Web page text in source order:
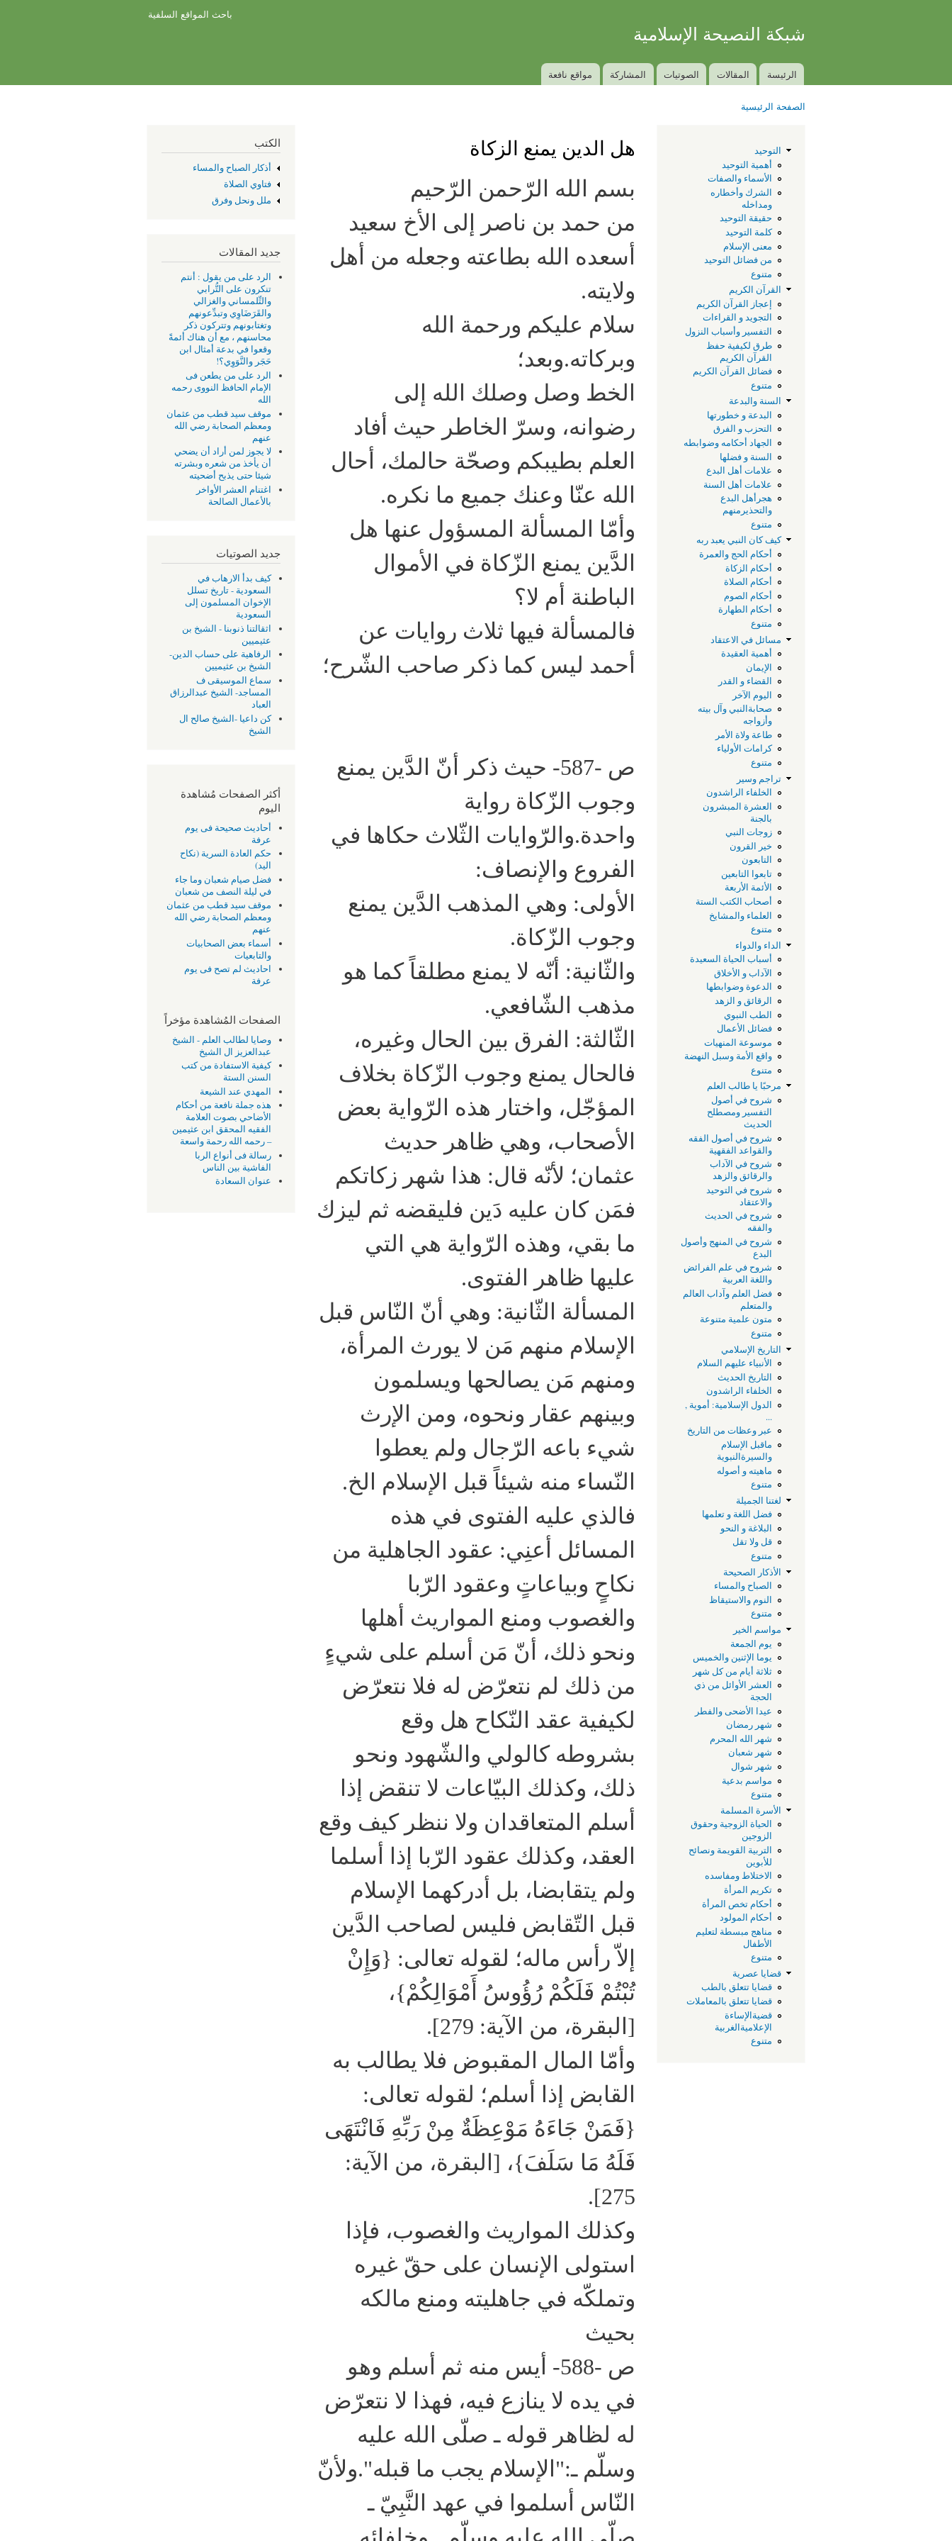
شبكة النصيحة الإسلامية
Main menu
الرئيسة المقالات الصوتيات المشاركة مواقع نافعة
باحث المواقع السلفية
الصفحة الرئيسية
التوحيد
أهمية التوحيد
الأسماء والصفات
الشرك وأخطاره
ومداخله
حقيقة التوحيد
كلمة التوحيد
معنى الإسلام
من فضائل التوحيد
متنوع
القرآن الكريم
إعجاز القرآن الكريم
التجويد و القراءات
التفسير وأسباب النزول
طرق لكيفية حفظ
القرآن الكريم
فضائل القرآن الكريم
متنوع
السنة والبدعة
البدعة و خطورتها
التحزب و الفرق
الجهاد أحكامه وضوابطه
السنة و فضلها
علامات أهل البدع
علامات أهل السنة
هجرأهل البدع
والتحذيرمنهم
متنوع
كيف كان النبي يعبد ربه
أحكام الحج والعمرة
أحكام الزكاة
أحكام الصلاة
أحكام الصوم
أحكام الطهارة
متنوع
مسائل في الاعتقاد
أهمية العقيدة
الإيمان
القضاء و القدر
اليوم الآخر
صحابةالنبي وآل بيته
وأزواجه
طاعة ولاة الأمر
كرامات الأولياء
متنوع
تراجم وسير
الخلفاء الراشدون
العشرة المبشرون
بالجنة
زوجات النبي
خير القرون
التابعون
تابعوا التابعين
الأئمة الأربعة
أصحاب الكتب الستة
العلماء والمشايخ
متنوع
الداء والدواء
أسباب الحياة السعيدة
الآداب و الأخلاق
الدعوة وضوابطها
الرقائق و الزهد
الطب النبوي
فضائل الأعمال
موسوعة المنهيات
واقع الأمة وسبل النهضة
متنوع
مرحبًا يا طالب العلم
شروح في أصول
التفسير ومصطلح
الحديث
شروح في أصول الفقه
والقواعد الفقهية
شروح في الآداب
والرقائق والزهد
شروح في التوحيد
والاعتقاد
شروح في الحديث
والفقه
شروح في المنهج وأصول
البدع
شروح في علم الفرائض
واللغة العربية
فضل العلم وآداب العالم
والمتعلم
متون علمية متنوعة
متنوع
التاريخ الإسلامي
الأنبياء عليهم السلام
التاريخ الحديث
الخلفاء الراشدون
الدول الإسلامية: أموية ,
...
عبر وعظات من التاريخ
ماقبل الإسلام
والسيرةالنبوية
ماهيته و أصوله
متنوع
لغتنا الجميلة
فضل اللغة و تعلمها
البلاغة و النحو
قل ولا تقل
متنوع
الأذكار الصحيحة
الصباح والمساء
النوم والاستيقاظ
متنوع
مواسم الخير
يوم الجمعة
يوما الإثنين والخميس
ثلاثة أيام من كل شهر
العشر الأوائل من ذي
الحجة
عيدا الأضحى والفطر
شهر رمضان
شهر الله المحرم
شهر شعبان
شهر شوال
مواسم بدعية
متنوع
الأسرة المسلمة
الحياة الزوجية وحقوق
الزوجين
التربية القويمة ونصائح
للأبوين
الاختلاط ومفاسده
تكريم المرأة
أحكام تخص المرأة
أحكام المولود
مناهج مبسطة لتعليم
الأطفال
متنوع
قضايا عصرية
قضايا تتعلق بالطب
قضايا تتعلق بالمعاملات
قضيةالإساءة
الإعلاميةالغربية
متنوع
هل الدين يمنع الزكاة
بسم الله الرّحمن الرّحيم
من حمد بن ناصر إلى الأخ سعيد
أسعده الله بطاعته وجعله من أهل
ولايته.
سلام عليكم ورحمة الله
وبركاته.وبعد؛
الخط وصل وصلك الله إلى
رضوانه، وسرّ الخاطر حيث أفاد
العلم بطيبكم وصحّة حالمك، أحال
الله عنّا وعنك جميع ما نكره.
وأمّا المسألة المسؤول عنها هل
الدَّين يمنع الزّكاة في الأموال
الباطنة أم لا؟
فالمسألة فيها ثلاث روايات عن
أحمد ليس كما ذكر صاحب الشّرح؛
ص -587- حيث ذكر أنّ الدَّين يمنع
وجوب الزّكاة رواية
واحدة.والرّوايات الثّلاث حكاها في
الفروع والإنصاف:
الأولى: وهي المذهب الدَّين يمنع
وجوب الزّكاة.
والثّانية: أنّه لا يمنع مطلقاً كما هو
مذهب الشّافعي.
الثّالثة: الفرق بين الحال وغيره،
فالحال يمنع وجوب الزّكاة بخلاف
المؤجّل، واختار هذه الرّواية بعض
الأصحاب، وهي ظاهر حديث
عثمان؛ لأنّه قال: هذا شهر زكاتكم
فمَن كان عليه دَين فليقضه ثم ليزك
ما بقي، وهذه الرّواية هي التي
عليها ظاهر الفتوى.
المسألة الثّانية: وهي أنّ النّاس قبل
الإسلام منهم مَن لا يورث المرأة،
ومنهم مَن يصالحها ويسلمون
وبينهم عقار ونحوه، ومن الإرث
شيء باعه الرّجال ولم يعطوا
النّساء منه شيئاً قبل الإسلام الخ.
فالذي عليه الفتوى في هذه
المسائل أعنِي: عقود الجاهلية من
نكاحٍ وبياعاتٍ وعقود الرّبا
والغصوب ومنع المواريث أهلها
ونحو ذلك، أنّ مَن أسلم على شيءٍ
من ذلك لم نتعرّض له فلا نتعرّض
لكيفية عقد النّكاح هل وقع
بشروطه كالولي والشّهود ونحو
ذلك، وكذلك البيّاعات لا تنقض إذا
أسلم المتعاقدان ولا ننظر كيف وقع
العقد، وكذلك عقود الرّبا إذا أسلما
ولم يتقابضا، بل أدركهما الإسلام
قبل التّقابض فليس لصاحب الدَّين
إلاّ رأس ماله؛ لقوله تعالى: {وَإِنْ
تُبْتُمْ فَلَكُمْ رُؤُوسُ أَمْوَالِكُمْ}،
[البقرة، من الآية: 279].
وأمّا المال المقبوض فلا يطالب به
القابض إذا أسلم؛ لقوله تعالى:
{فَمَنْ جَاءَهُ مَوْعِظَةٌ مِنْ رَبِّهِ فَانْتَهَى
فَلَهُ مَا سَلَفَ}، [البقرة، من الآية:
275].
وكذلك المواريث والغصوب، فإذا
استولى الإنسان على حقّ غيره
وتملكّه في جاهليته ومنع مالكه
بحيث
ص -588- أيس منه ثم أسلم وهو
في يده لا ينازع فيه، فهذا لا نتعرّض
له لظاهر قوله ـ صلّى الله عليه
وسلّم ـ:"الإسلام يجب ما قبله".ولأنّ
النّاس أسلموا في عهد النَّبِيّ ـ
الكتب
أذكار الصباح والمساء
فتاوي الصلاة
ملل ونحل وفرق
جديد المقالات
الرد على من يقول : أنتم
تنكرون على التُّرابي
والتِّلمساني والغزالي
والقَرَضَاوِي وتبدِّعونهم
وتغتابونهم وتتركون ذكر
محاسنهم ، مع أن هناك أئمةً
وقعوا في بدعة أمثال ابن
حَجَر والنَّوَوِي؟!
الرد على من يطعن فى
الإمام الحافظ النووى رحمه
الله
موقف سيد قطب من عثمان
ومعظم الصحابة رضي الله
عنهم
لا يجوز لمن أراد أن يضحي
أن يأخذ من شعره وبشرته
شيئا حتى يذبح أضحيته
اغتنام العشر الأواخر
بالأعمال الصالحة
جديد الصوتيات
كيف بدأ الارهاب في
السعودية - تاريخ تسلل
الإخوان المسلمون إلى
السعودية
اثقالتنا ذنوبنا - الشيخ بن
عثيميين
الرفاهية على حساب الدين-
الشيخ بن عثيميين
سماع الموسيقى ف
المساجد- الشيخ عبدالرزاق
العباد
كن داعيا -الشيخ صالح ال
الشيخ
أكثر الصفحات مُشاهدة
اليوم
أحاديث صحيحة فى يوم
عرفة
حكم العادة السرية (نكاح
اليد)
فضل صيام شعبان وما جاء
في ليلة النصف من شعبان
موقف سيد قطب من عثمان
ومعظم الصحابة رضي الله
عنهم
أسماء بعض الصحابيات
والتابعيات
احاديث لم تصح فى يوم
عرفة
الصفحات المُشاهدة مؤخراً
وصايا لطالب العلم - الشيخ
عبدالعزيز ال الشيخ
كيفية الاستفادة من كتب
السنن الستة
المهدي عند الشيعة
هذه جملة نافعة من أحكام
الأضاحي بصوت العلامة
الفقيه المحقق ابن عثيمين
– رحمه الله رحمة واسعة
رسالة فى أنواع الربا
الفاشية بين الناس
عنوان السعادة